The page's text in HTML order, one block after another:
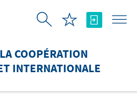
COOPÉRATION
INTERNATIONALE